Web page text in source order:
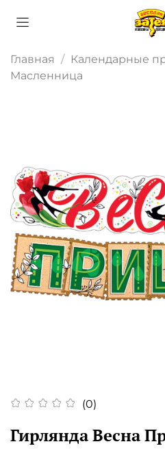
Главная
Календарные
Масленница
(0)
Гирлянда Весна